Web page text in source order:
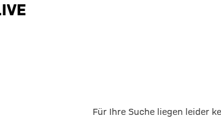
Re-Live
Für Ihre Suche liegen leider